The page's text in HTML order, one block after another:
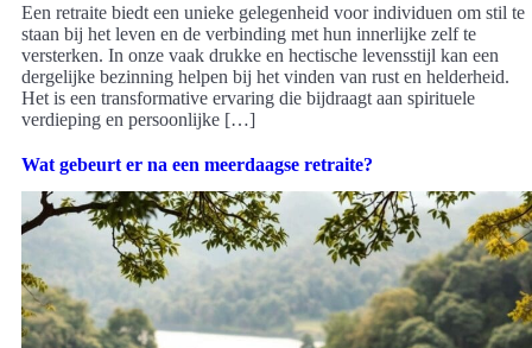
Een retraite biedt een unieke gelegenheid voor individuen om stil te
staan bij het leven en de verbinding met hun innerlijke zelf te
versterken. In onze vaak drukke en hectische levensstijl kan een
dergelijke bezinning helpen bij het vinden van rust en helderheid.
Het is een transformative ervaring die bijdraagt aan spirituele
verdieping en persoonlijke […]
Wat gebeurt er na een meerdaagse retraite?